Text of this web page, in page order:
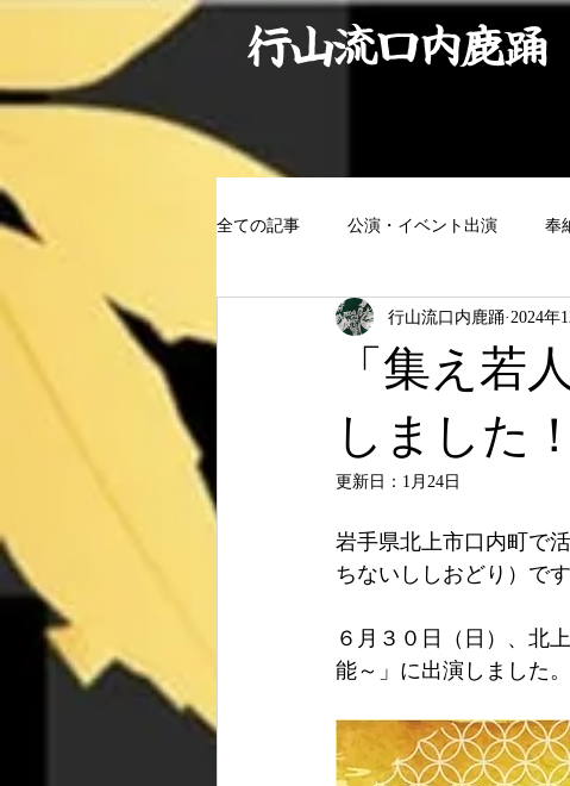
行山流口内鹿踊
全ての記事 公演・イベント出演 奉
「集え若
しました！
行山流口内鹿踊 2024年
更新日： 1月24日
岩手県北上市口内町で
ちないししおどり）です
６月３０日（日）、北
能～」に出演しました。